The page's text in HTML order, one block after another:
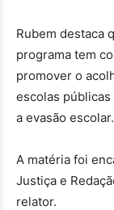
Rubem destaca
programa tem
promover o
escolas
a evasão escolar.
A matéria foi
Justiça e
relator.